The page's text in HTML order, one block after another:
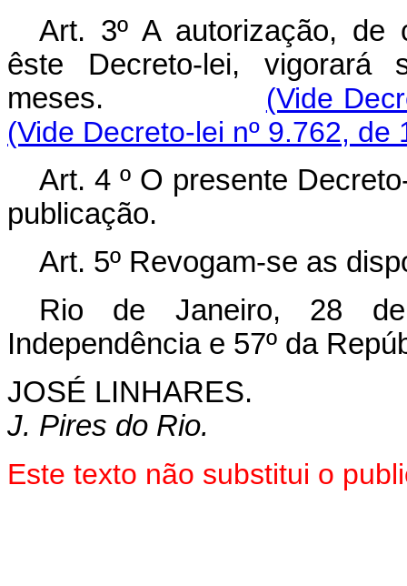
Art. 3º A autorização, de
êste Decreto-lei,
meses. (Vide
(Vide Decreto-lei nº 9.762, de
Art. 4 º O presente
publicação.
Art. 5º Revogam-se as
Rio de Janeiro, 28
Independência e 57º da
JOSÉ LINHARES.
J. Pires do Rio.
Este texto não substitui o